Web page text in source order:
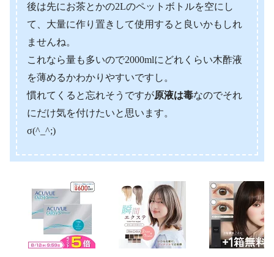
後は先にお茶とかの2Lのペットボトルを空にし
て、大量に作り置きして使用すると良いかもしれ
ませんね。
これなら量も多いので2000mlにどれくらい木酢液
を薄めるかわかりやすいですし。
慣れてくると忘れそうですが原液は毒なのでそれ
にだけ気を付けたいと思います。
σ(^_^;)